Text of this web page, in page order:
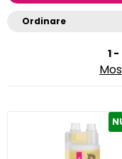
Ordinare
1